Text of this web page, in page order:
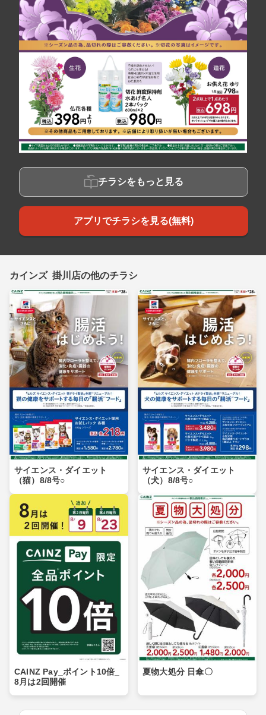
チラシをもっと見る
アプリでチラシを見る(無料)
カインズ 掛川店の他のチラシ
サイエンス・ダイエット
（猫）8/8号○
サイエンス・ダイエット
（犬）8/8号○
CAINZ Pay_ポイント10倍_
8月は2回開催
夏物大処分 日傘〇